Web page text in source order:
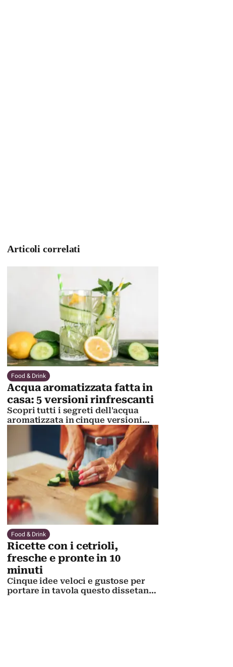
Articoli correlati
Food & Drink
Acqua aromatizzata fatta in
casa: 5 versioni rinfrescanti
Scopri tutti i segreti dell'acqua
aromatizzata in cinque versioni
con frutta di stagione. Per
combattere il caldo, naturalmente
Food & Drink
Ricette con i cetrioli,
fresche e pronte in 10
minuti
Cinque idee veloci e gustose per
portare in tavola questo dissetante